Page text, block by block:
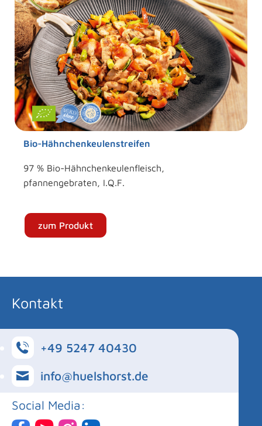
Bio-Hähnchenkeulenstreifen
97 % Bio-Hähnchenkeulenfleisch,
pfannengebraten, I.Q.F.
zum Produkt
Kontakt
+49 5247 40430
info@huelshorst.de
Social Media: